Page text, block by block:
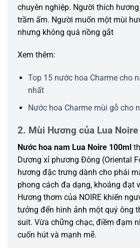
chuyên nghiệp. Người thích
trầm ấm. Người muốn một mùi
nhưng không quá nồng gắt
Xem thêm:
Top 15 nước hoa Charme cho
nhất
Nước hoa Charme mùi gỗ cho
2. Mùi Hương của Lua
Nước hoa nam Lua Noire 100ml
Dương xỉ phương Đông (Oriental
hương đặc trưng dành cho phái
phong cách đa dạng, khoáng đạt
Hương thơm của NOIRE khiến
tưởng đến hình ảnh một quý ông
suit. Vừa chững chạc, điềm đạm
cuốn hút và mạnh mẽ.